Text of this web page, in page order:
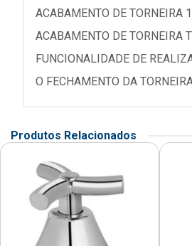
ACABAMENTO DE TORNEIRA
ACABAMENTO DE TORNEIRA
FUNCIONALIDADE DE
O FECHAMENTO DA
Produtos Relacionados